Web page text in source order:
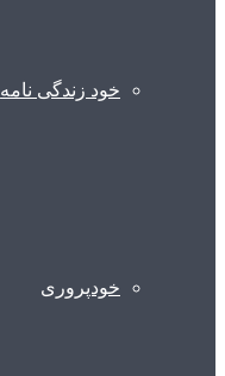
خود زندگی نامه
خودپروری